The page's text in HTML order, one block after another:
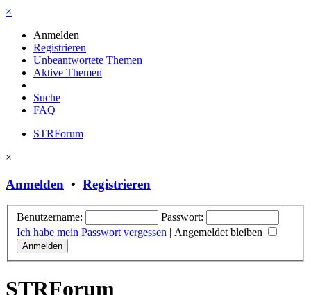
×
Anmelden
Registrieren
Unbeantwortete Themen
Aktive Themen
Suche
FAQ
STRForum
×
Anmelden • Registrieren
Benutzername:
Passwort:
Ich habe mein Passwort vergessen | Angemeldet bleiben
STRForum